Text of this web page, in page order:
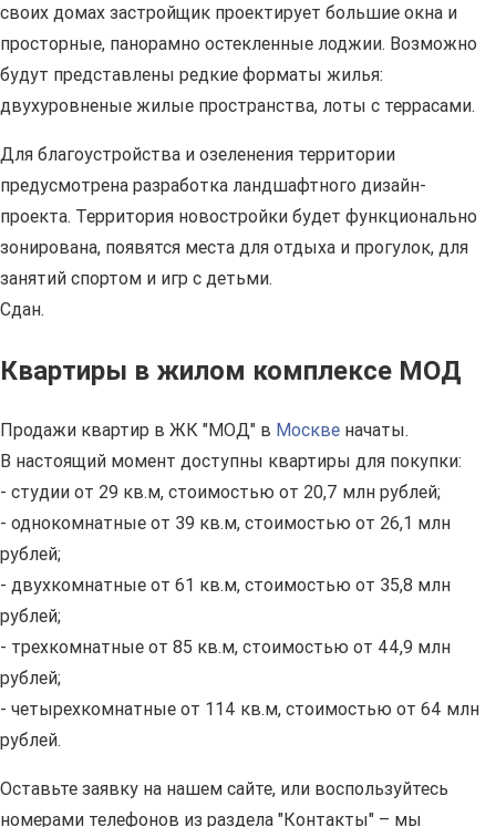
своих домах застройщик проектирует большие окна и
просторные, панорамно остекленные лоджии. Возможно
будут представлены редкие форматы жилья:
двухуровненые жилые пространства, лоты с террасами.
Для благоустройства и озеленения территории
предусмотрена разработка ландшафтного дизайн-
проекта. Территория новостройки будет функционально
зонирована, появятся места для отдыха и прогулок, для
занятий спортом и игр с детьми.
Сдан.
Квартиры в жилом комплексе МОД
Продажи квартир в ЖК "МОД" в Москве начаты.
В настоящий момент доступны квартиры для покупки:
- студии от 29 кв.м, стоимостью от 20,7 млн рублей;
- однокомнатные от 39 кв.м, стоимостью от 26,1 млн
рублей;
- двухкомнатные от 61 кв.м, стоимостью от 35,8 млн
рублей;
- трехкомнатные от 85 кв.м, стоимостью от 44,9 млн
рублей;
- четырехкомнатные от 114 кв.м, стоимостью от 64 млн
рублей.
Оставьте заявку на нашем сайте, или воспользуйтесь
номерами телефонов из раздела "Контакты" – мы